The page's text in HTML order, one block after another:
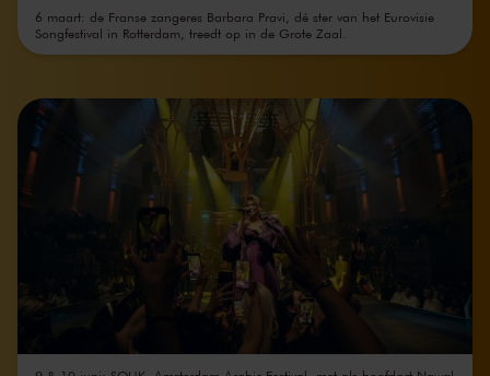
6 maart: de Franse zangeres Barbara Pravi, dé ster van het Eurovisie
Songfestival in Rotterdam, treedt op in de Grote Zaal.